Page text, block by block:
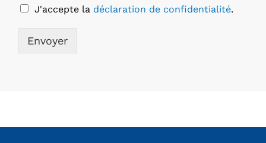
J'accepte la déclaration de confidentialité.
Envoyer